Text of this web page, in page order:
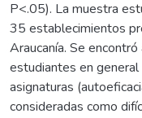
P<.05). La muestra
35 establecimientos
Araucanía. Se
estudiantes en
asignaturas
consideradas como